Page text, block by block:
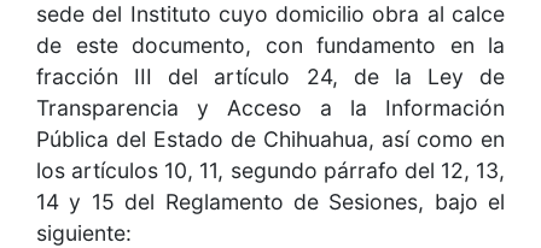
sede del Instituto cuyo domicilio obra al calce
de este documento, con fundamento en la
fracción III del artículo 24, de la Ley de
Transparencia y Acceso a la Información
Pública del Estado de Chihuahua, así como en
los artículos 10, 11, segundo párrafo del 12, 13,
14 y 15 del Reglamento de Sesiones, bajo el
siguiente: